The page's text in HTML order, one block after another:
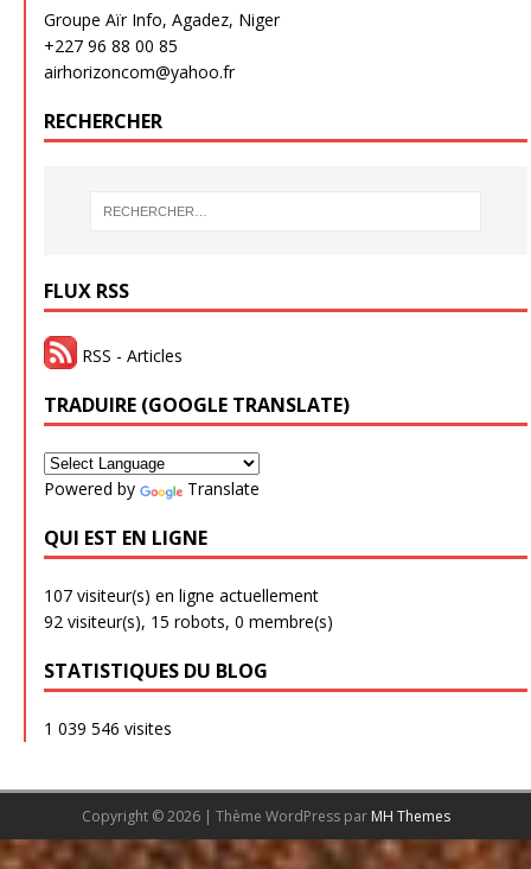
Groupe Aïr Info, Agadez, Niger
+227 96 88 00 85
airhorizoncom@yahoo.fr
RECHERCHER
FLUX RSS
RSS - Articles
TRADUIRE (GOOGLE TRANSLATE)
Powered by Translate
QUI EST EN LIGNE
107 visiteur(s) en ligne actuellement
92 visiteur(s), 15 robots, 0 membre(s)
STATISTIQUES DU BLOG
1 039 546 visites
Copyright © 2026 | Thème WordPress par MH Themes